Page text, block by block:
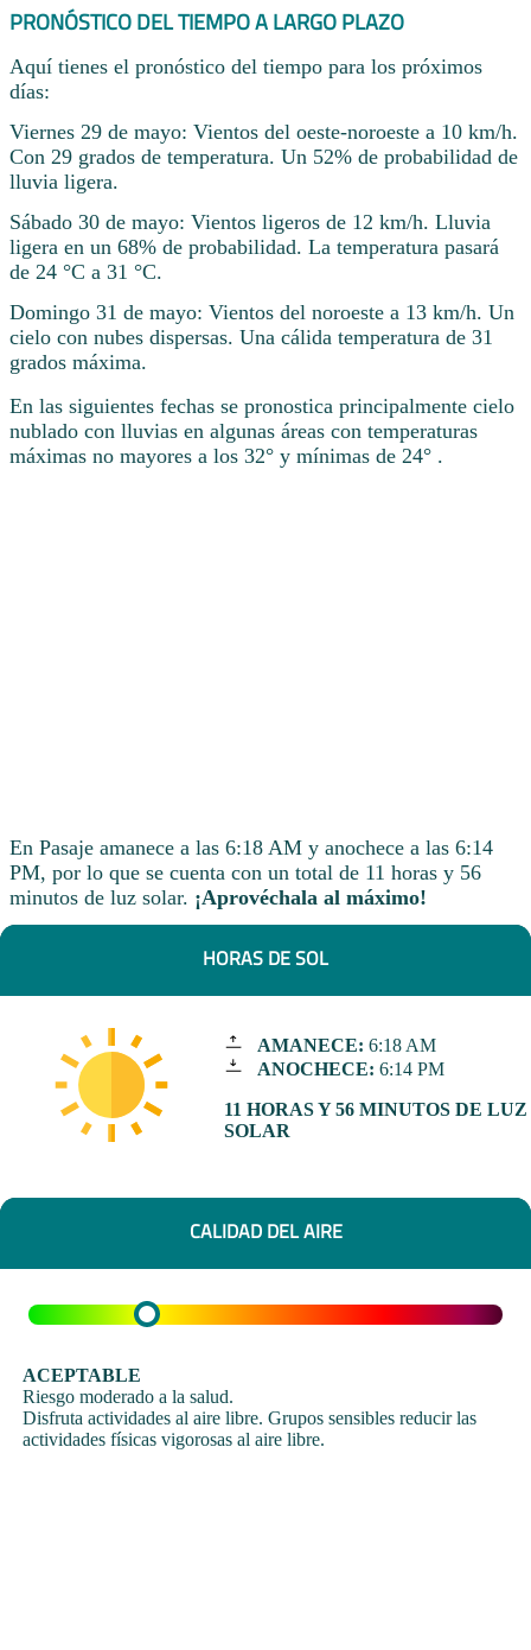
PRONÓSTICO DEL TIEMPO A LARGO PLAZO
Aquí tienes el pronóstico del tiempo para los próximos
días:
Viernes 29 de mayo: Vientos del oeste-noroeste a 10 km/h.
Con 29 grados de temperatura. Un 52% de probabilidad de
lluvia ligera.
Sábado 30 de mayo: Vientos ligeros de 12 km/h. Lluvia
ligera en un 68% de probabilidad. La temperatura pasará
de 24 °C a 31 °C.
Domingo 31 de mayo: Vientos del noroeste a 13 km/h. Un
cielo con nubes dispersas. Una cálida temperatura de 31
grados máxima.
En las siguientes fechas se pronostica principalmente cielo
nublado con lluvias en algunas áreas con temperaturas
máximas no mayores a los 32° y mínimas de 24° .
En Pasaje amanece a las 6:18 AM y anochece a las 6:14
PM, por lo que se cuenta con un total de 11 horas y 56
minutos de luz solar. ¡Aprovéchala al máximo!
HORAS DE SOL
AMANECE: 6:18 AM
ANOCHECE: 6:14 PM
11 HORAS Y 56 MINUTOS DE LUZ
SOLAR
CALIDAD DEL AIRE
ACEPTABLE
Riesgo moderado a la salud.
Disfruta actividades al aire libre. Grupos sensibles reducir las
actividades físicas vigorosas al aire libre.